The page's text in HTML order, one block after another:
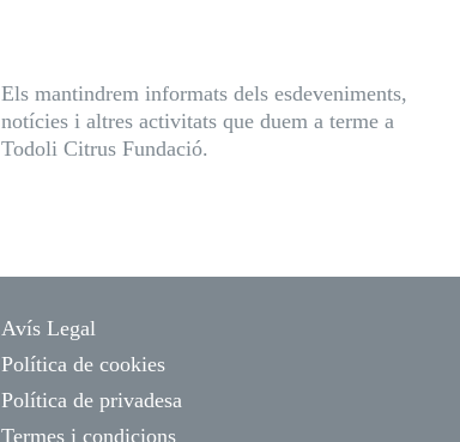
Els mantindrem informats dels esdeveniments,
notícies i altres activitats que duem a terme a
Todoli Citrus Fundació.
Avís Legal
Política de cookies
Política de privadesa
Termes i condicions